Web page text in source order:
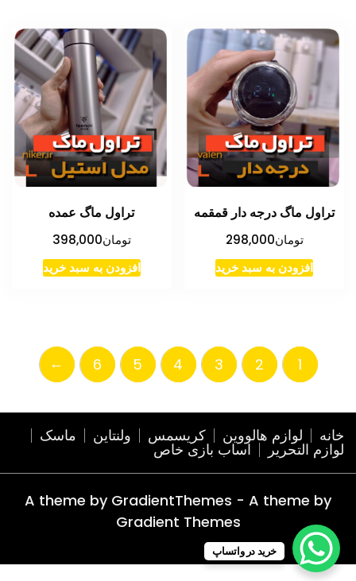
تراول ماگ درجه دار قمقمه
تومان298,000
افزودن به سبد خرید
تراول ماگ عمده
تومان398,000
افزودن به سبد خرید
1
2
3
4
5
6
←
خانه لوازم هالووین کریسمس ولنتاین ماسک
لوازم التحریر اساب بازی خاص
A theme by GradientThemes - A theme by
Gradient Themes
خرید در واتساپ